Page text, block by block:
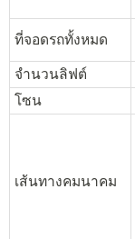
ที่จอดรถทั้งหมด
จำนวนลิฟต์
โซน
เส้นทางคมนาคม